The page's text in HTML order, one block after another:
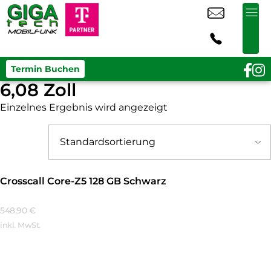
Termin Buchen
6,08 Zoll
Einzelnes Ergebnis wird angezeigt
Crosscall Core-Z5 128 GB Schwarz
548,90 €
inkl. MwSt.